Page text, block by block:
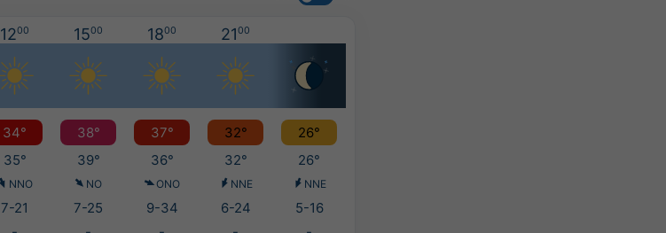
1200 1500 1800 2100
34° 38° 37° 32°
26°
35° 39° 36° 32° 26°
NNO NO ONO NNE NNE
7-21 7-25 9-34 6-24
5-16